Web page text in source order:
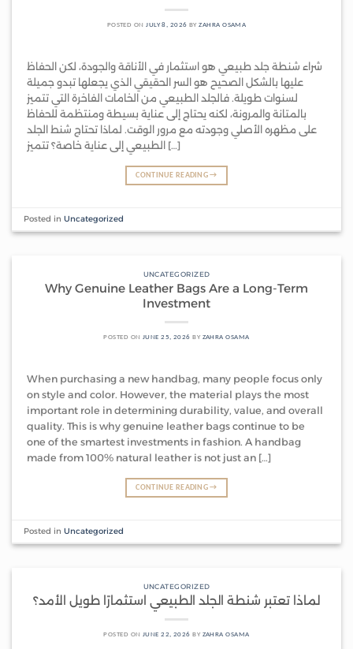
POSTED ONJULY 8, 2026 BYZAHRA OSAMA
شراء شنطة جلد طبيعي هو استثمار في الأناقة والجودة، لكن الحفاظ
عليها بالشكل الصحيح هو السر الحقيقي الذي يجعلها تبدو جميلة
لسنوات طويلة. فالجلد الطبيعي من الخامات الفاخرة التي تتميز
بالمتانة والمرونة، لكنه يحتاج إلى عناية بسيطة ومنتظمة للحفاظ
على مظهره الأصلي وجودته مع مرور الوقت. لماذا تحتاج شنط الجلد
الطبيعي إلى عناية خاصة؟ تتميز […]
CONTINUE READING→
Posted inUncategorized
UNCATEGORIZED
Why Genuine Leather Bags Are a Long-Term
Investment
POSTED ON JUNE 25, 2026 BY ZAHRA OSAMA
When purchasing a new handbag, many people focus only
on style and color. However, the material plays the most
important role in determining durability, value, and overall
quality. This is why genuine leather bags continue to be
one of the smartest investments in fashion. A handbag
made from 100% natural leather is not just an […]
CONTINUE READING→
Posted inUncategorized
UNCATEGORIZED
لماذا تعتبر شنطة الجلد الطبيعي استثمارًا طويل الأمد؟
POSTED ON JUNE 22, 2026 BY ZAHRA OSAMA